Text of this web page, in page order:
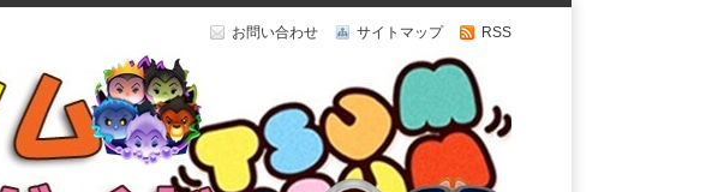
お問い合わせ サイトマップ RSS
イド
アップ・
ツムを12